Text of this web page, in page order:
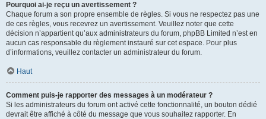
Pourquoi ai-je reçu un avertissement ?
Chaque forum a son propre ensemble de règles. Si vous ne respectez pas une
de ces règles, vous recevrez un avertissement. Veuillez noter que cette
décision n’appartient qu’aux administrateurs du forum, phpBB Limited n’est en
aucun cas responsable du règlement instauré sur cet espace. Pour plus
d’informations, veuillez contacter un administrateur du forum.
Haut
Comment puis-je rapporter des messages à un modérateur ?
Si les administrateurs du forum ont activé cette fonctionnalité, un bouton dédié
devrait être affiché à côté du message que vous souhaitez rapporter. En